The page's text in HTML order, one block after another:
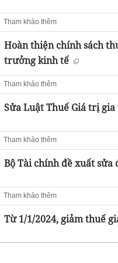
Tham khảo thêm
Hoàn thiện chính sách
trưởng kinh tế
Tham khảo thêm
Sửa Luật Thuế Giá trị
Tham khảo thêm
Bộ Tài chính đề xuất
Tham khảo thêm
Từ 1/1/2024, giảm thuế